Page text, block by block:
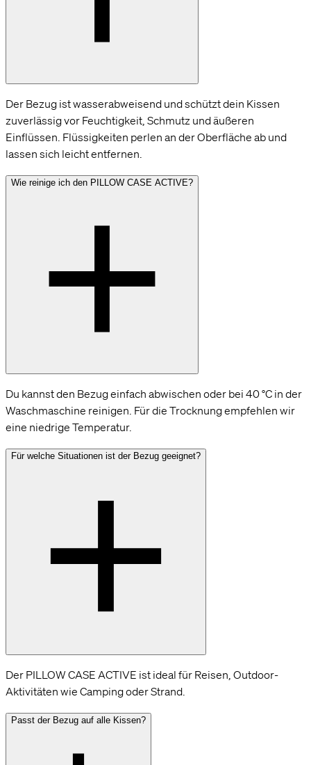
Der Bezug ist wasserabweisend und schützt dein Kissen
zuverlässig vor Feuchtigkeit, Schmutz und äußeren
Einflüssen. Flüssigkeiten perlen an der Oberfläche ab und
lassen sich leicht entfernen.
Wie reinige ich den PILLOW CASE ACTIVE?
Du kannst den Bezug einfach abwischen oder bei 40 °C in der
Waschmaschine reinigen. Für die Trocknung empfehlen wir
eine niedrige Temperatur.
Für welche Situationen ist der Bezug geeignet?
Der PILLOW CASE ACTIVE ist ideal für Reisen, Outdoor-
Aktivitäten wie Camping oder Strand.
Passt der Bezug auf alle Kissen?